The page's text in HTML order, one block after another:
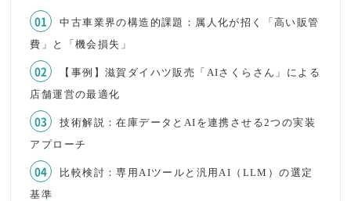
中古車業界の構造的課題：属人化が招く「高い販管
費」と「機会損失」
【事例】滋賀ダイハツ販売「AIさくらさん」による
店舗運営の最適化
技術解説：在庫データとAIを連携させる2つの実装
アプローチ
比較検討：専用AIツールと汎用AI（LLM）の選定
基準